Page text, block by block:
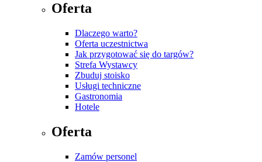
Oferta
Dlaczego warto?
Oferta uczestnictwa
Jak przygotować się do targów?
Strefa Wystawcy
Zbuduj stoisko
Usługi techniczne
Gastronomia
Hotele
Oferta
Zamów personel